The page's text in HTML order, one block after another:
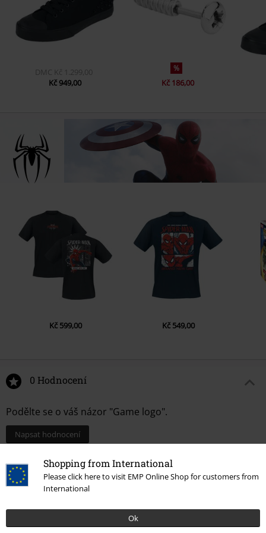
Shopping from International
Please click here to visit EMP Online Shop for customers from
International
Ok
DMC Kč 1.299,00
Kč 949,00
%
Kč 186,00
Kč 599,00 Kč 549,00
0 Hodnocení
Podělte se o váš názor "Game logo".
Napsat hodnocení